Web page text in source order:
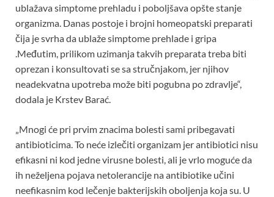
ublažava simptome prehladu i poboljšava opšte stanje
organizma. Danas postoje i brojni homeopatski preparati
čija je svrha da ublaže simptome prehlade i gripa
.Međutim, prilikom uzimanja takvih preparata treba biti
oprezan i konsultovati se sa stručnjakom, jer njihov
neadekvatna upotreba može biti pogubna po zdravlje“,
dodala je Krstev Barać.
„Mnogi će pri prvim znacima bolesti sami pribegavati
antibioticima. To neće izlečiti organizam jer antibiotici nisu
efikasni ni kod jedne virusne bolesti, ali je vrlo moguće da
ih neželjena pojava netolerancije na antibiotike učini
neefikasnim kod lečenje bakterijskih oboljenja koja su. U